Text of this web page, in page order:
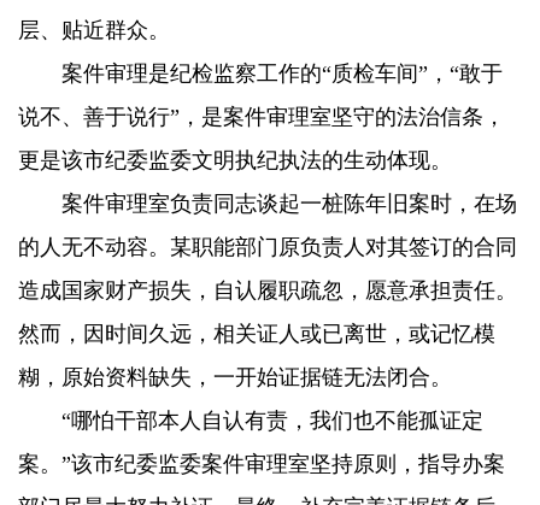
层、贴近群众。
案件审理是纪检监察工作的“质检车间”，“敢于
说不、善于说行”，是案件审理室坚守的法治信条，
更是该市纪委监委文明执纪执法的生动体现。
案件审理室负责同志谈起一桩陈年旧案时，在场
的人无不动容。某职能部门原负责人对其签订的合同
造成国家财产损失，自认履职疏忽，愿意承担责任。
然而，因时间久远，相关证人或已离世，或记忆模
糊，原始资料缺失，一开始证据链无法闭合。
“哪怕干部本人自认有责，我们也不能孤证定
案。”该市纪委监委案件审理室坚持原则，指导办案